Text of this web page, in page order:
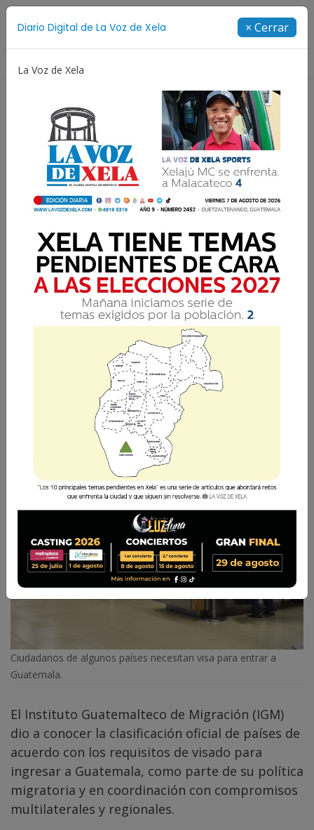
Diario Digital de La Voz de Xela × Cerrar
La Voz de Xela
Guatemala actualiza
clasificación de países
según requisitos de visa
La medida busca garantizar la seguridad
nacional y promover un flujo migratorio
La Voz de Xela 8 Junio 2025 15:29
Ciudadanos de algunos países necesitan visa para entrar a
Guatemala.
El Instituto Guatemalteco de Migración (IGM)
dio a conocer la clasificación oficial de países de
acuerdo con los requisitos de visado para
ingresar a Guatemala, como parte de su política
migratoria y en coordinación con compromisos
multilaterales y regionales.